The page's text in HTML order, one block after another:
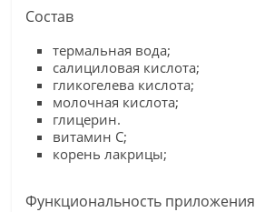
Состав
термальная вода;
салициловая кислота;
гликогелева кислота;
молочная кислота;
глицерин.
витамин С;
корень лакрицы;
Функциональность приложения